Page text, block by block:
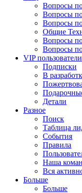
Вопросы
Вопросы
Вопросы
Общие
Вопросы
Вопросы
VIP пользователи
Подписки
В
Детали
Разное
Поиск
Таблица
События
Правила
Наша
Вся
Больше
Больше